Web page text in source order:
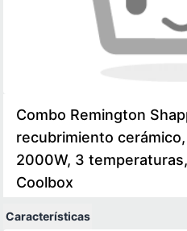
Combo Remington
recubrimiento
2000W, 3 temperaturas,
Coolbox
Características